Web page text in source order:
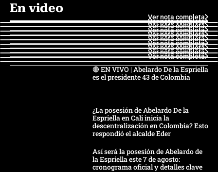
En video
Ver nota completa
Ver nota completa
Ver nota completa
Ver nota completa
Ver nota completa
Ver nota completa
Ver nota completa
Ver nota completa
Ver nota completa
Ver nota completa
🔴 EN VIVO | Abelardo De la Espriella
es el presidente 43 de Colombia
¿La posesión de Abelardo De la
Espriella en Cali inicia la
descentralización en Colombia? Esto
respondió el alcalde Eder
Así será la posesión de Abelardo de
la Espriella este 7 de agosto:
cronograma oficial y detalles clave